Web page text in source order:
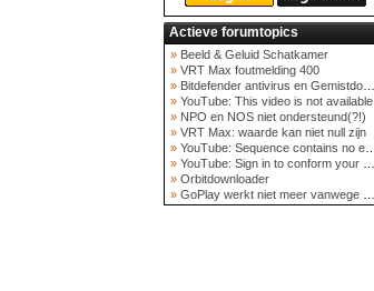
Actieve forumtopics
» Beeld & Geluid Schatkamer
» VRT Max foutmelding 400
» Bitdefender antivirus en Gemistdowloader
» YouTube: This video is not available
» NPO en NOS niet ondersteund(?!)
» VRT Max: waarde kan niet null zijn
» YouTube: Sequence contains no elements
» YouTube: Sign in to conform your not a bot
» Orbitdownloader
» GoPlay werkt niet meer vanwege nieuwe webadres